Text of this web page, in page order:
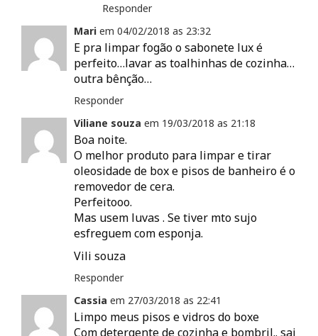
Responder
Mari em 04/02/2018 as 23:32
E pra limpar fogão o sabonete lux é
perfeito…lavar as toalhinhas de cozinha…
outra bênção…
Responder
Viliane souza em 19/03/2018 as 21:18
Boa noite.
O melhor produto para limpar e tirar
oleosidade de box e pisos de banheiro é o
removedor de cera.
Perfeitooo.
Mas usem luvas . Se tiver mto sujo
esfreguem com esponja.
Vili souza
Responder
Cassia em 27/03/2018 as 22:41
Limpo meus pisos e vidros do boxe
Com detergente de cozinha e bombril.. sai